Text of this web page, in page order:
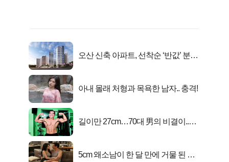
오산 신축 아파트, 선착순 ‘반값’ 분양
아내 몰래 처형과 목욕한 남자.. 충격!
길이만 27cm…70대 男의 비결이..충
5cm 왜소남이 한 달 만에 거물 된 사